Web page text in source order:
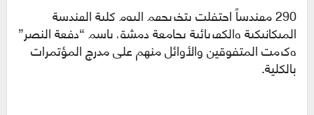
290 مهندساً احتفلت بتخريجهم اليوم كلية الهندسة
الميكانيكية والكهربائية بجامعة دمشق باسم “دفعة النصر”
وكرمت المتفوقين والأوائل منهم على مدرج المؤتمرات
بالكلية.